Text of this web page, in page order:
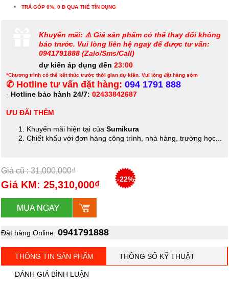
TRẢ GÓP 0%, 0 Đ QUA THẺ TÍN DỤNG
Khuyến mãi: ⚠️ Giá sản phẩm có thể thay đổi không
báo trước. Vui lòng liên hệ ngay để được tư vấn:
0941791888 (Zalo/Sms/Call)
dự kiến áp dụng đến 23:00
*Chương trình có thể kết thúc trước thời gian dự kiến. Vui lòng đặt hàng sớm
✆ Hotline tư vấn đặt hàng: 094 1791 888
- Hotline bảo hành 24/7: 02433842687
ƯU ĐÃI THÊM
Khuyến mãi hiện tại của Sumikura
Chiết khấu với đơn hàng công trình, nhà hàng, trường học...
Giá cũ : 31,000,000₫
Giá KM: 25,310,000₫ -22%
Đặt hàng Online: 0941791888
THÔNG TIN SẢN PHẨM THÔNG SỐ KỸ THUẬT
ĐÁNH GIÁ BÌNH LUẬN